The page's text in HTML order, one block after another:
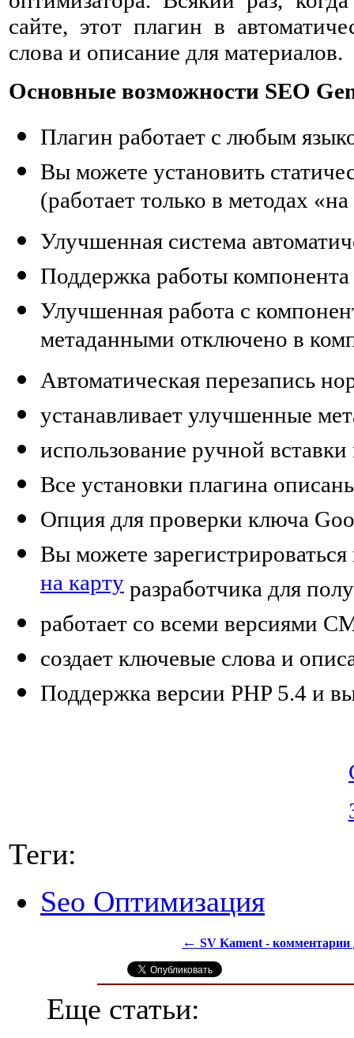
сайте, этот плагин в
слова и описание для материалов.
Основные возможности SEO
Плагин работает с любым
Вы можете установить
(работает только в методах
Улучшенная система
Поддержка работы
Улучшенная работа с
метаданными отключено в
Автоматическая перезапись
устанавливает улучшенные
использование ручной
Все установки плагина
Опция для проверки ключа
Вы можете
на карту разработчика для
работает со всеми версиями
создает ключевые слова и
Поддержка версии PHP 5.4 и
Теги:
Seo Оптимизация
← SV Kament - комментарии
Еще статьи: